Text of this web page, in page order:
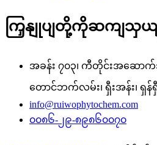
ကြှနျုပျတို့ကိုဆကျသှယျ
အခန်း ၇၀၃၊ ကီတိုင်းအဆော
တောင်ဘက်လမ်း၊ ရှီးအန်း၊ ရှန်
info@ruiwophytochem.com
၀၀၈၆-၂၉-၈၉၈၆၀၀၇၀